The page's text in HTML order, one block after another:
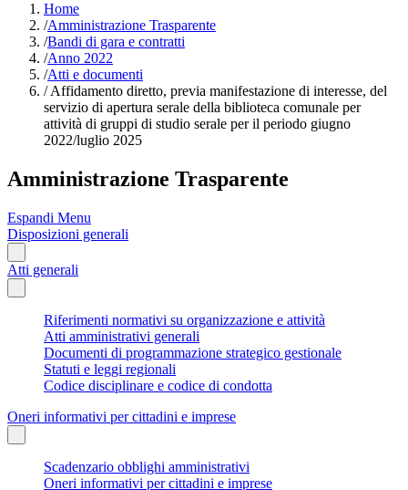
Home
/Amministrazione Trasparente
/Bandi di gara e contratti
/Anno 2022
/Atti e documenti
/Affidamento diretto, previa manifestazione di interesse, del
servizio di apertura serale della biblioteca comunale per
attività di gruppi di studio serale per il periodo giugno
2022/luglio 2025
Amministrazione Trasparente
Espandi Menu
Disposizioni generali
Atti generali
Riferimenti normativi su organizzazione e attività
Atti amministrativi generali
Documenti di programmazione strategico gestionale
Statuti e leggi regionali
Codice disciplinare e codice di condotta
Oneri informativi per cittadini e imprese
Scadenzario obblighi amministrativi
Oneri informativi per cittadini e imprese